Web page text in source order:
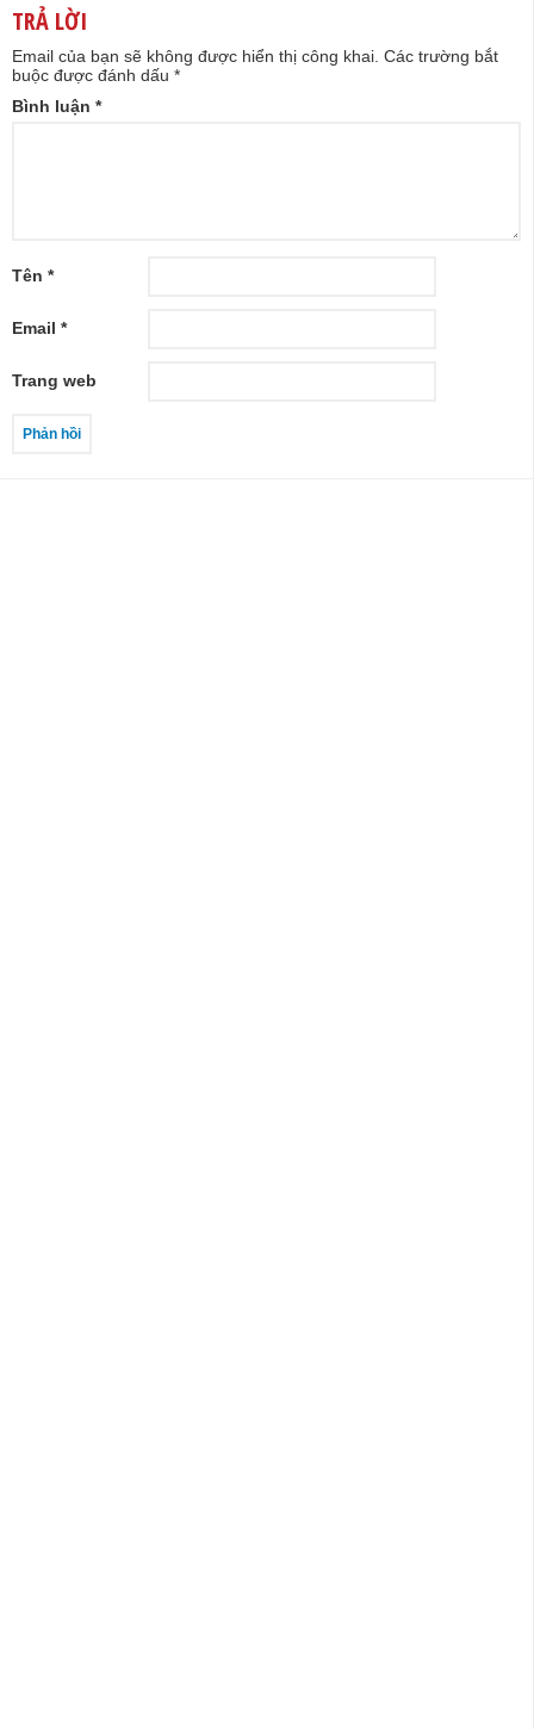
TRẢ LỜI
Email của bạn sẽ không được hiển thị công khai. Các trường bắt
buộc được đánh dấu *
Bình luận *
Tên *
Email *
Trang web